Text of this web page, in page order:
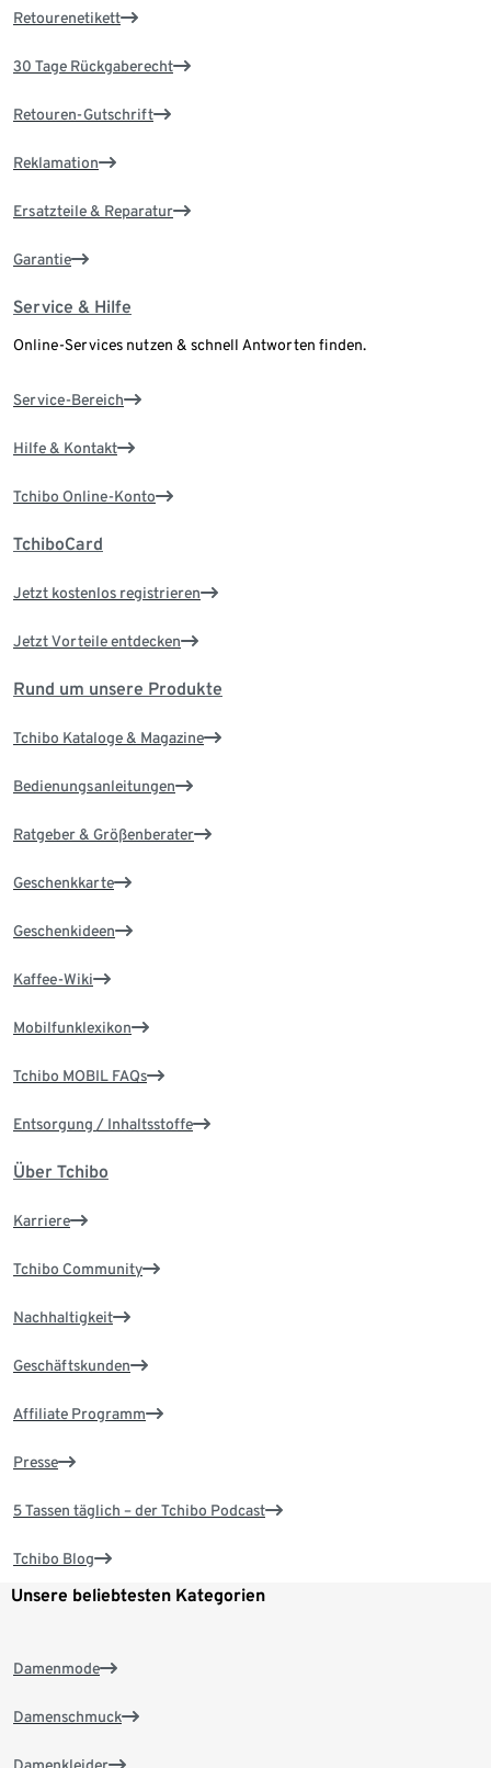
Retourenetikett
30 Tage Rückgaberecht
Retouren-Gutschrift
Reklamation
Ersatzteile & Reparatur
Garantie
Service & Hilfe
Online-Services nutzen & schnell Antworten finden.
Service-Bereich
Hilfe & Kontakt
Tchibo Online-Konto
TchiboCard
Jetzt kostenlos registrieren
Jetzt Vorteile entdecken
Rund um unsere Produkte
Tchibo Kataloge & Magazine
Bedienungsanleitungen
Ratgeber & Größenberater
Geschenkkarte
Geschenkideen
Kaffee-Wiki
Mobilfunklexikon
Tchibo MOBIL FAQs
Entsorgung / Inhaltsstoffe
Über Tchibo
Karriere
Tchibo Community
Nachhaltigkeit
Geschäftskunden
Affiliate Programm
Presse
5 Tassen täglich – der Tchibo Podcast
Tchibo Blog
Unsere beliebtesten Kategorien
Damenmode
Damenschmuck